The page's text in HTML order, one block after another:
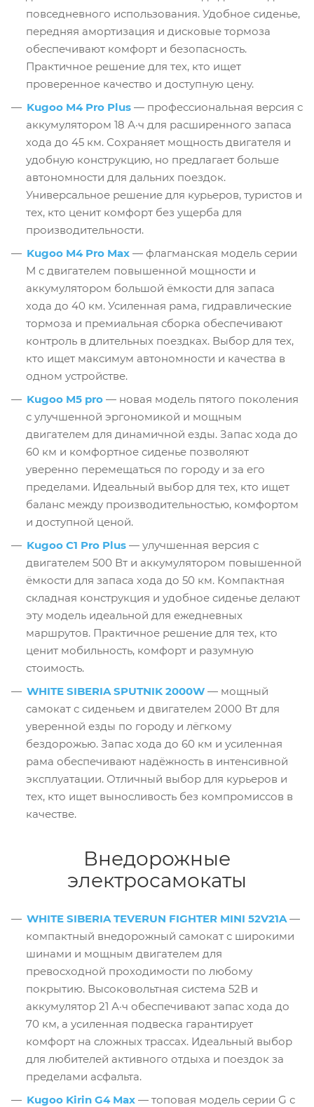
повседневного использования. Удобное сиденье,
передняя амортизация и дисковые тормоза
обеспечивают комфорт и безопасность.
Практичное решение для тех, кто ищет
проверенное качество и доступную цену.
Kugoo M4 Pro Plus — профессиональная версия с
аккумулятором 18 А·ч для расширенного запаса
хода до 45 км. Сохраняет мощность двигателя и
удобную конструкцию, но предлагает больше
автономности для дальних поездок.
Универсальное решение для курьеров, туристов и
тех, кто ценит комфорт без ущерба для
производительности.
Kugoo M4 Pro Max — флагманская модель серии
M с двигателем повышенной мощности и
аккумулятором большой ёмкости для запаса
хода до 40 км. Усиленная рама, гидравлические
тормоза и премиальная сборка обеспечивают
контроль в длительных поездках. Выбор для тех,
кто ищет максимум автономности и качества в
одном устройстве.
Kugoo M5 pro — новая модель пятого поколения
с улучшенной эргономикой и мощным
двигателем для динамичной езды. Запас хода до
60 км и комфортное сиденье позволяют
уверенно перемещаться по городу и за его
пределами. Идеальный выбор для тех, кто ищет
баланс между производительностью, комфортом
и доступной ценой.
Kugoo C1 Pro Plus — улучшенная версия с
двигателем 500 Вт и аккумулятором повышенной
ёмкости для запаса хода до 50 км. Компактная
складная конструкция и удобное сиденье делают
эту модель идеальной для ежедневных
маршрутов. Практичное решение для тех, кто
ценит мобильность, комфорт и разумную
стоимость.
WHITE SIBERIA SPUTNIK 2000W — мощный
самокат с сиденьем и двигателем 2000 Вт для
уверенной езды по городу и лёгкому
бездорожью. Запас хода до 60 км и усиленная
рама обеспечивают надёжность в интенсивной
эксплуатации. Отличный выбор для курьеров и
тех, кто ищет выносливость без компромиссов в
качестве.
Внедорожные
электросамокаты
WHITE SIBERIA TEVERUN FIGHTER MINI 52V21A—
компактный внедорожный самокат с широкими
шинами и мощным двигателем для
превосходной проходимости по любому
покрытию. Высоковольтная система 52В и
аккумулятор 21 А·ч обеспечивают запас хода до
70 км, а усиленная подвеска гарантирует
комфорт на сложных трассах. Идеальный выбор
для любителей активного отдыха и поездок за
пределами асфальта.
Kugoo Kirin G4 Мax — топовая модель серии G с